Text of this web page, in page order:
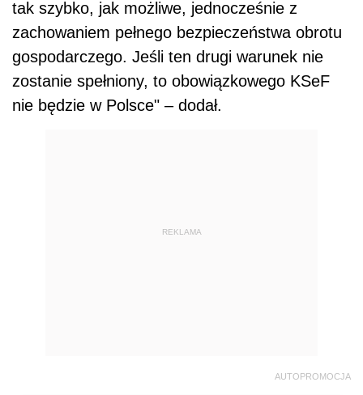
tak szybko, jak możliwe, jednocześnie z
zachowaniem pełnego bezpieczeństwa obrotu
gospodarczego. Jeśli ten drugi warunek nie
zostanie spełniony, to obowiązkowego KSeF
nie będzie w Polsce" – dodał.
REKLAMA
AUTOPROMOCJA